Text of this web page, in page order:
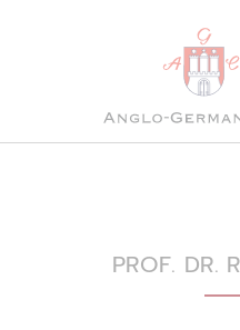
PROF. DR.